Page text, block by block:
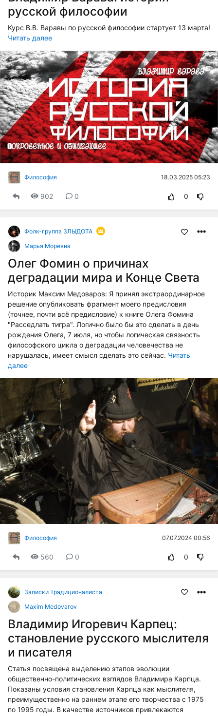
русской философии
Курс В.В. Варавы по русской философии стартует 13 марта!
Читать далее
Философия 18.03.2025 05:23
902 0 0
Фолк-группа ЗЛЫДОТА
Марья Моревна
Олег Фомин о причинах
деградации мира и Конце Света
Историк Максим Медоваров: Я принял экстраординарное
решение опубликовать фрагмент моего предисловия
(точнее, почти всё предисловие) к книге Олега Фомина
"Расседлать тигра". Логично было бы это сделать в день
рождения Олега, 7 июля, но чтобы логическая связность
философского цикла о деградации человечества не
нарушалась, имеет смысл сделать это сейчас. Читать
далее
Философия 07.07.2024 00:56
560 0 0
Записки Традиционалиста
Maxim Medovarov
Владимир Игоревич Карпец:
становление русского мыслителя
и писателя
Статья посвящена выделению этапов эволюции
общественно-политических взглядов Владимира Карпца.
Показаны условия становления Карпца как мыслителя,
преимущественно на раннем этапе его творчества с 1975
по 1995 годы. В качестве источников привлекаются